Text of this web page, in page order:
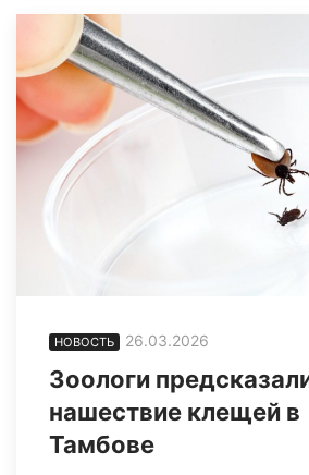
НОВОСТЬ 26.03.2026
Зоологи
нашествие клещей в
Тамбове